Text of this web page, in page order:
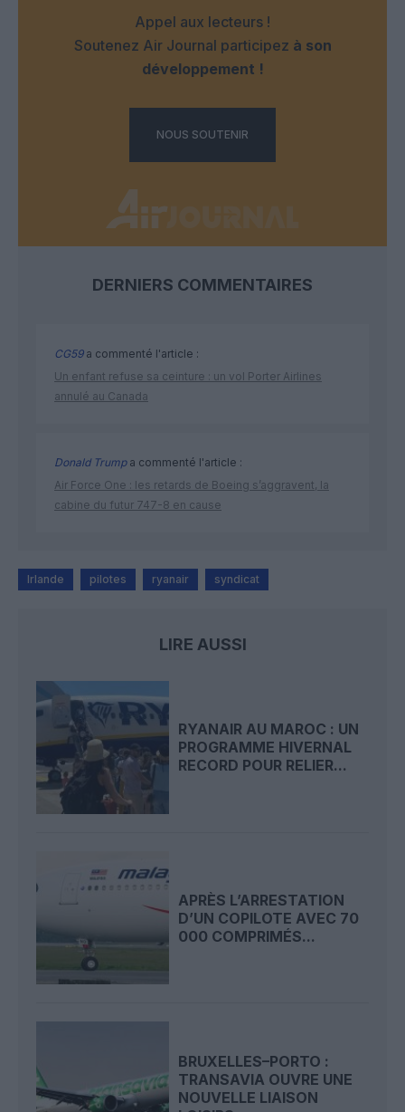
Appel aux lecteurs !
Soutenez Air Journal participez à son
développement !
NOUS SOUTENIR
DERNIERS COMMENTAIRES
CG59a commenté l'article :
Un enfant refuse sa ceinture : un vol Porter Airlines
annulé au Canada
Donald Trumpa commenté l'article :
Air Force One : les retards de Boeing s’aggravent, la
cabine du futur 747-8 en cause
Irlande pilotes ryanair syndicat
LIRE AUSSI
RYANAIR AU MAROC : UN
PROGRAMME HIVERNAL
RECORD POUR RELIER...
APRÈS L’ARRESTATION
D’UN COPILOTE AVEC 70
000 COMPRIMÉS...
BRUXELLES–PORTO :
TRANSAVIA OUVRE UNE
NOUVELLE LIAISON